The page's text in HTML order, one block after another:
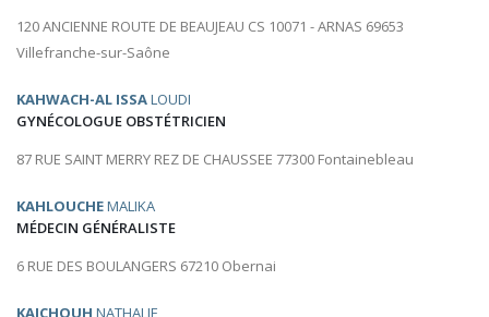
120 ANCIENNE ROUTE DE BEAUJEAU CS 10071 - ARNAS 69653
Villefranche-sur-Saône
KAHWACH-AL ISSALOUDI
GYNÉCOLOGUE OBSTÉTRICIEN
87 RUE SAINT MERRY REZ DE CHAUSSEE 77300 Fontainebleau
KAHLOUCHEMALIKA
MÉDECIN GÉNÉRALISTE
6 RUE DES BOULANGERS 67210 Obernai
KAICHOUH NATHALIE